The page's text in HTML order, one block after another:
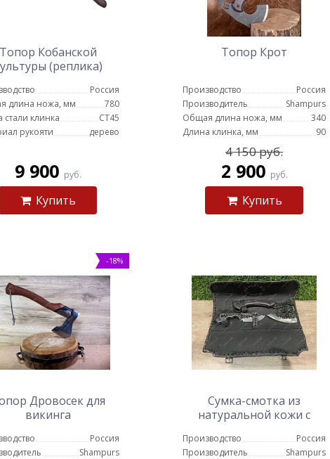
Топор Кобанской
(реплика)
Россия
длина ножа, мм
780
стали клинка
СТ45
рукояти
дерево
9 900 руб.
Купить
Топор Крот
Производство
Россия
Производитель
Shampurs
Общая длина ножа, мм
340
Длина клинка, мм
90
4 150 руб.
2 900 руб.
Купить
-18%
Дровосек для
викинга
Россия
Shampurs
Сумка-смотка из
натуральной кожи с
(черная)
Производство
Россия
Производитель
Shampurs